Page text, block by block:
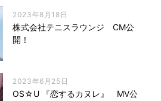
2023年8月18日
株式会社テニスラウンジ CM公
開！
2023年6月25日
OS☆U 『恋するカヌレ』 MV公